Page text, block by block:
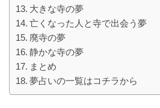
大きな寺の夢
亡くなった人と寺で出会う夢
廃寺の夢
静かな寺の夢
まとめ
夢占いの一覧はコチラから